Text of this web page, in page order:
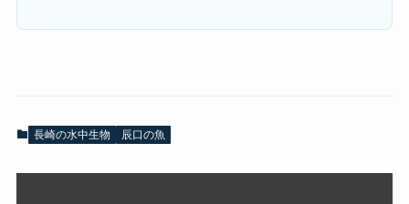
長崎の水中生物 辰口の魚